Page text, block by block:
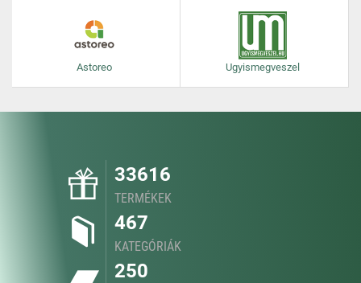
Astoreo Ugyismegveszel
33616
TERMÉKEK
467
KATEGÓRIÁK
250